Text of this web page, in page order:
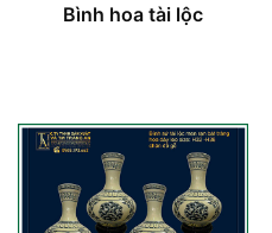
Bình hoa tài lộc